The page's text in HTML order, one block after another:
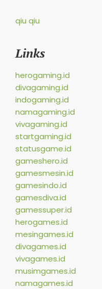
qiu qiu
Links
herogaming.id
divagaming.id
indogaming.id
namagaming.id
vivagaming.id
startgaming.id
statusgame.id
gameshero.id
gamesmesin.id
gamesindo.id
gamesdiva.id
gamessuper.id
herogames.id
mesingames.id
divagames.id
vivagames.id
musimgames.id
namagames.id